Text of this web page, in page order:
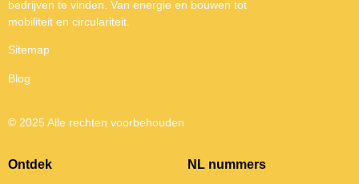
bedrijven te vinden. Van energie en bouwen tot
mobiliteit en circulariteit.
Sitemap
Blog
© 2025 Alle rechten voorbehouden
Ontdek NL nummers